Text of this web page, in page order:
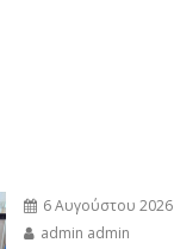
6 Αυγούστου 2026
admin admin